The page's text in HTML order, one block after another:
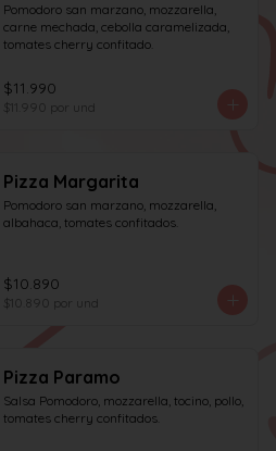
Pomodoro san marzano, mozzarella,
carne mechada, cebolla caramelizada,
tomates cherry confitado.
$11.990
$11.990 por und
Pizza Margarita
Pomodoro san marzano, mozzarella,
albahaca, tomates confitados.
$10.890
$10.890 por und
Pizza Paramo
Salsa Pomodoro, mozzarella, tocino, pollo,
tomates cherry confitados.